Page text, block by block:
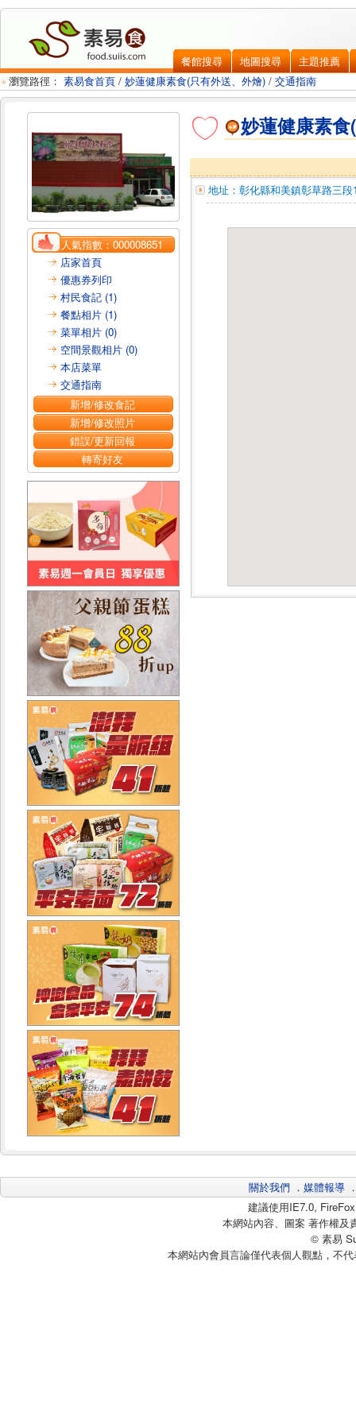
餐館搜尋 地圖搜尋
主題推薦
瀏覽路徑： 素易食首頁 / 妙蓮健康素食(只有外送、外燴) / 交通指南
人氣指數：000008651
店家首頁
優惠券列印
村民食記 (1)
餐點相片 (1)
菜單相片 (0)
空間景觀相片 (0)
本店菜單
交通指南
新增/修改食記
新增/修改照片
錯誤/更新回報
轉寄好友
妙蓮健康素
地址： 彰化縣和美鎮彰草路三段
關於我們 ． 媒體報導
建議使用IE7.0,
本網站內容、圖案 著作權及
© 素易
本網站內會員言論僅代表個人觀點，不